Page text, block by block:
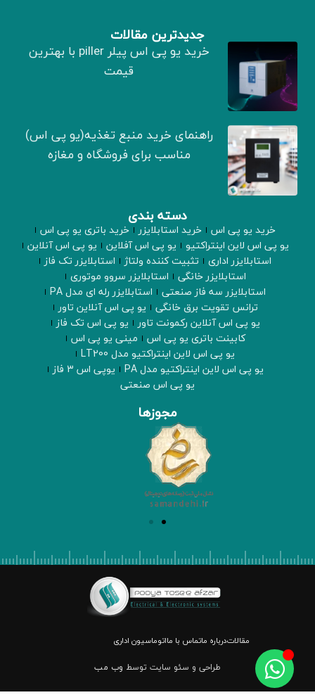
جدیدترین مقالات
خرید یو پی اس پیلر piller با بهترین
قیمت
راهنمای خرید منبع تغذیه(یو پی اس)
مناسب برای فروشگاه و مغازه
دسته بندی
خرید یو پی اس خرید استابلایزر خرید باتری یو پی اس
یو پی اس لاین اینتراکتیو یو پی اس آفلاین یو پی اس آنلاین
استابلایزر اداری تثبیت کننده ولتاژ استابلایزر تک فاز
استابلایزر خانگی استابلایزر سروو موتوری
استابلایزر سه فاز صنعتی استابلایزر رله ای مدل PA
ترانس تقویت برق خانگی یو پی اس آنلاین تاور
یو پی اس آنلاین رکمونت تاور یو پی اس تک فاز
کابینت باتری یو پی اس مینی یو پی اس
یو پی اس لاین اینتراکتیو مدل LT200
یو پی اس لاین اینتراکتیو مدل PA
یوپی اس 3 فاز
یو پی اس صنعتی
مجوزها
مقالاتدرباره ماتماس با مااتوماسیون اداری
طراحی و سئو سایت توسط وب مب